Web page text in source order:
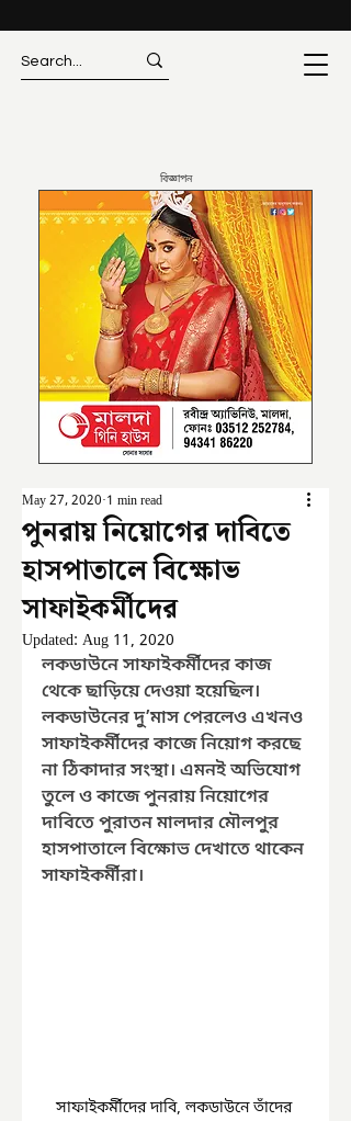
বিজ্ঞাপন
পুনরায় নিয়োগের দাবিতে
হাসপাতালে বিক্ষোভ
সাফাইকর্মীদের
May 27, 2020 1 min read
Updated: Aug 11, 2020
লকডাউনে সাফাইকর্মীদের কাজ
থেকে ছাড়িয়ে দেওয়া হয়েছিল।
লকডাউনের দু’মাস পেরলেও এখনও
সাফাইকর্মীদের কাজে নিয়োগ করছে
না ঠিকাদার সংস্থা। এমনই অভিযোগ
তুলে ও কাজে পুনরায় নিয়োগের
দাবিতে পুরাতন মালদার মৌলপুর
হাসপাতালে বিক্ষোভ দেখাতে থাকেন
সাফাইকর্মীরা।
সাফাইকর্মীদের দাবি, লকডাউনে তাঁদের